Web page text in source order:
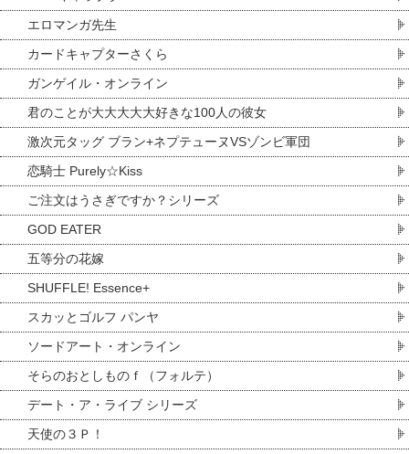
エロマンガ先生
カードキャプターさくら
ガンゲイル・オンライン
君のことが大大大大大好きな100人の彼女
激次元タッグ ブラン+ネプテューヌVSゾンビ軍団
恋騎士 Purely☆Kiss
ご注文はうさぎですか？シリーズ
GOD EATER
五等分の花嫁
SHUFFLE! Essence+
スカッとゴルフ パンヤ
ソードアート・オンライン
そらのおとしものｆ（フォルテ）
デート・ア・ライブ シリーズ
天使の３Ｐ！